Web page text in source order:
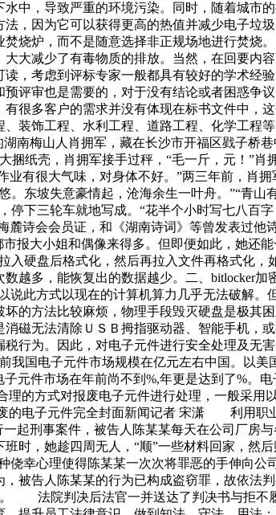
中，导致严重的环境污染。同时，随着城市
，因为它可以获得更高的热值并减少电子垃
烧炉，而不是随意选择非正规场地进行焚烧
大减少了有毒物质的排放。当然，在回要内容
，考虑到评标专家一般都具有较好的学术经
评审也是需要的，对于没有结论或者困惑争
很多客户的需求并没有体现在标书文件中，
装饰工程、水利工程、道路工程、化学工程
南梅山人肖拥军，藏在长沙市开福区戥子桥
纸壳，肖拥军接手过秤，“毛一斤，元！”肖
有很大气味，对身体不好。”两三年前，肖拥
东坡失意豪情起，沧海余生一叶舟。”“青山
下三轮车就地写成。“花半个小时写七八百
诗会会员证，和《湖南诗词》等曾发表过他
报大小姐和偶像来得多。但即便如此，她还
入硬盘后格式化，然后再拉入文件再格式化，
越多，能恢复出的数据越少。二、bitlocker加
此方式以现在的计算机算力几乎无法破解。
的方法比较麻烦，物理手段毁灭硬盘是极其困
磁无法清除ＵＳＢ拇指驱动器、智能手机，
行为。因此，对电子元件进行安全处理及无
国电子元件市场规模在亿元左右中国。以美
元件市场在年前尚不到%,年更是达到了%。
的方式对报废电子元件进行处理，一般采用
的电子元件完全封面新闻记者 宋潇 利用职
刑事案件，被告人陈某某每天在公司厂房与
，她趁四周无人，“顺”一些材料回家，然
幸心理使得陈某某一次次将罪恶的手伸向公
告人陈某某的行为已构成盗窃罪，故依法
法院判决后法官一并送达了判决书与拒不